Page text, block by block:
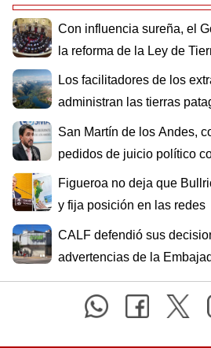
Con influencia sureña, el
la reforma de la Ley de
Los facilitadores de los
administran las tierras
San Martín de los Andes,
pedidos de juicio político
Figueroa no deja que
y fija posición en las redes
CALF defendió sus
advertencias de la